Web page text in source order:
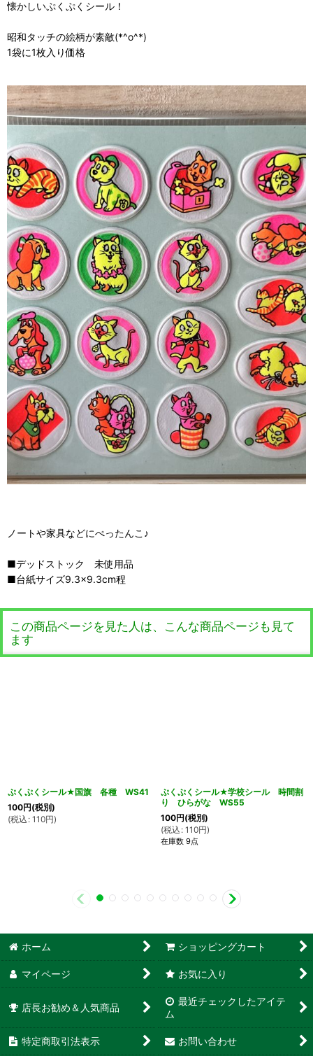
懐かしいぷくぷくシール！
昭和タッチの絵柄が素敵(*^o^*)
1袋に1枚入り価格
ノートや家具などにぺったんこ♪
■デッドストック 未使用品
■台紙サイズ9.3×9.3cm程
この商品ページを見た人は、こんな商品ページも見て
ます
ぷくぷくシール★国旗 各種 WS41
100円(税別)
(税込 : 110円)
ぷくぷくシール★学校シール 時間割
り ひらがな WS55
100円(税別)
(税込 : 110円)
在庫数 9点
ホーム ショッピングカート
マイページ お気に入り
店長お勧め＆人気商品
最近チェックしたアイテ
ム
特定商取引法表示 お問い合わせ